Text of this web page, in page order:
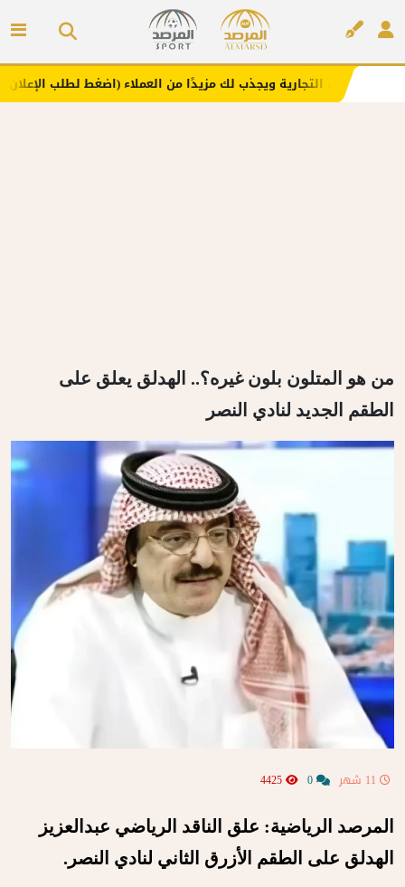
ويجذب لك مزيدًا من العملاء (اضغط لطلب الإعلان)
من هو المتلون بلون غيره؟.. الهدلق يعلق على
الطقم الجديد لنادي النصر
المرصد الرياضية: علق الناقد الرياضي عبدالعزيز
الهدلق على الطقم الأزرق الثاني لنادي النصر.